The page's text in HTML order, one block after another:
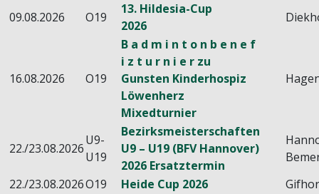
09.08.2026
O19
13. Hildesia-Cup
2026
16.08.2026 O19
B a d m i n t o n b e n e f
i z t u r n i e r zu
Gunsten Kinderhospiz
Löwenherz
Mixedturnier
22./23.08.2026
U9-
U19
Bezirksmeisterschaften
U9 – U19 (BFV Hannover)
2026 Ersatztermin
22./23.08.2026O19 Heide Cup 2026